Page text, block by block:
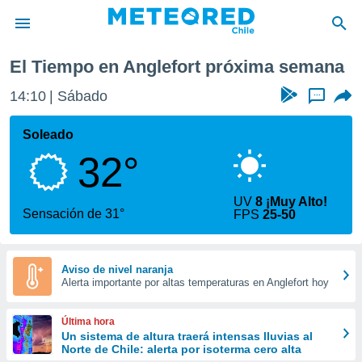
de
por
que se
calidad.
a este
las
y
forma
digital
basada
El Tiempo en Anglefort próxima semana
14:10 Sábado ...
Soleado
32°
Sensación de 31°
UV8 ¡Muy Alto!
FPS25-50
Aviso de nivel naranja
Alerta importante por altas temperaturas en Anglefort hoy
Última hora
Un sistema de altura traerá intensas lluvias al
Norte de Chile: alerta por isoterma cero alta